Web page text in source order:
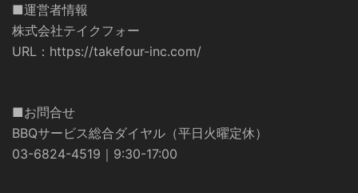
■運営者情報
株式会社テイクフォー
URL： https://takefour-inc.com/
■お問合せ
BBQサービス総合ダイヤル（平日火曜定休）
03-6824-4519｜9:30-17:00